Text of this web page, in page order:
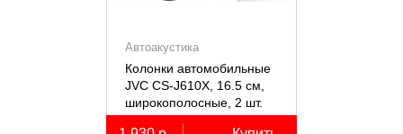
Автоакустика
Колонки автомобильные
JVC CS-J610X, 16.5 см,
широкополосные, 2 шт.